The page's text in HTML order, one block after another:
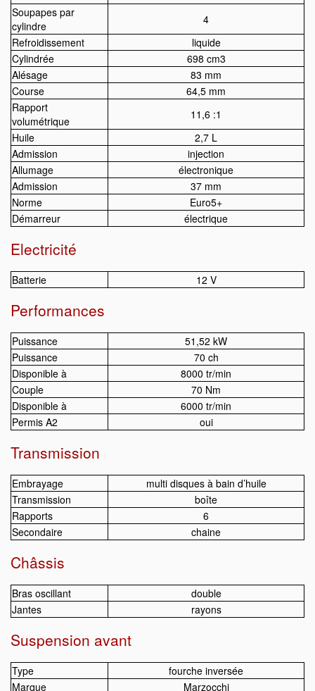
Soupapes par
cylindre
4
Refroidissement
liquide
Cylindrée
698 cm3
Alésage
83 mm
Course
64,5 mm
Rapport
volumétrique
11,6 :1
Huile
2,7 L
Admission
injection
Allumage
électronique
Admission
37 mm
Norme
Euro5+
Démarreur
électrique
Electricité
Batterie 12 V
Performances
Puissance
51,52 kW
Puissance
70 ch
Disponible à
8000 tr/min
Couple
70 Nm
Disponible à
6000 tr/min
Permis A2
oui
Transmission
Embrayage
multi disques à bain d’huile
Transmission
boîte
Rapports
6
Secondaire
chaine
Châssis
Bras oscillant
double
Jantes
rayons
Suspension avant
Type
fourche inversée
Marque
Marzocchi